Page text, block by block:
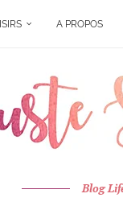
A PROPOS
Blog